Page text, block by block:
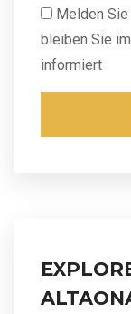
Melden
bleiben Sie
informiert